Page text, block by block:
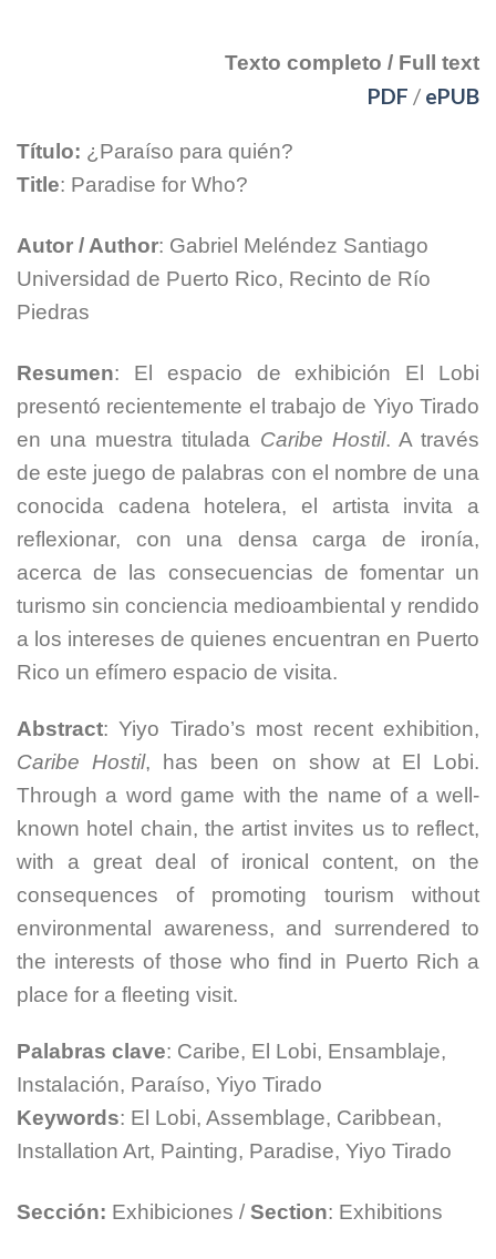
Texto completo / Full text
PDF / ePUB
Título: ¿Paraíso para quién?
Title: Paradise for Who?
Autor / Author: Gabriel Meléndez Santiago
Universidad de Puerto Rico, Recinto de Río
Piedras
Resumen: El espacio de exhibición El Lobi
presentó recientemente el trabajo de Yiyo Tirado
en una muestra titulada Caribe Hostil. A través
de este juego de palabras con el nombre de una
conocida cadena hotelera, el artista invita a
reflexionar, con una densa carga de ironía,
acerca de las consecuencias de fomentar un
turismo sin conciencia medioambiental y rendido
a los intereses de quienes encuentran en Puerto
Rico un efímero espacio de visita.
Abstract: Yiyo Tirado’s most recent exhibition,
Caribe Hostil, has been on show at El Lobi.
Through a word game with the name of a well-
known hotel chain, the artist invites us to reflect,
with a great deal of ironical content, on the
consequences of promoting tourism without
environmental awareness, and surrendered to
the interests of those who find in Puerto Rich a
place for a fleeting visit.
Palabras clave: Caribe, El Lobi, Ensamblaje,
Instalación, Paraíso, Yiyo Tirado
Keywords: El Lobi, Assemblage, Caribbean,
Installation Art, Painting, Paradise, Yiyo Tirado
Sección: Exhibiciones / Section: Exhibitions